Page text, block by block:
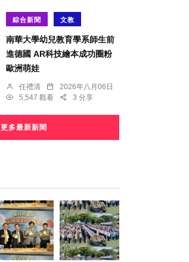
綜合新聞 文教
南華大學幼兒教育學系師生前
進德國 AR科技繪本成功圈粉
歐洲萌娃
任禮清
2026年八月06日
5,547 觀看
3 分享
更多最新新聞